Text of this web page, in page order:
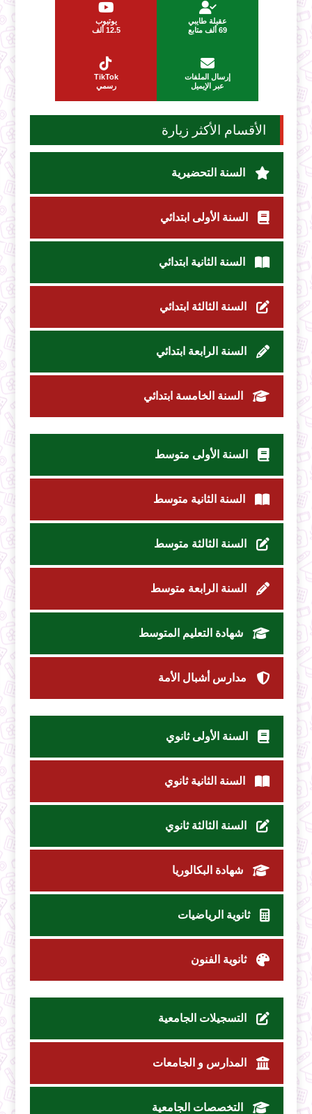
عقيلة طايبي
69 ألف متابع
يوتيوب
12.5 ألف
إرسال الملفات
عبر الإيميل
TikTok
رسمي
الأقسام الأكثر زيارة
السنة التحضيرية
السنة الأولى ابتدائي
السنة الثانية ابتدائي
السنة الثالثة ابتدائي
السنة الرابعة ابتدائي
السنة الخامسة ابتدائي
السنة الأولى متوسط
السنة الثانية متوسط
السنة الثالثة متوسط
السنة الرابعة متوسط
شهادة التعليم المتوسط
مدارس أشبال الأمة
السنة الأولى ثانوي
السنة الثانية ثانوي
السنة الثالثة ثانوي
شهادة البكالوريا
ثانوية الرياضيات
ثانوية الفنون
التسجيلات الجامعية
المدارس و الجامعات
التخصصات الجامعية